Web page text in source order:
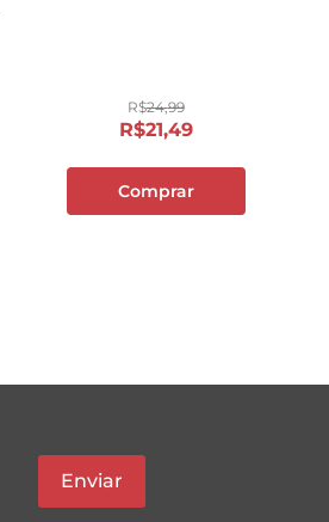
R$24,99
R$21,49
Comprar
Enviar